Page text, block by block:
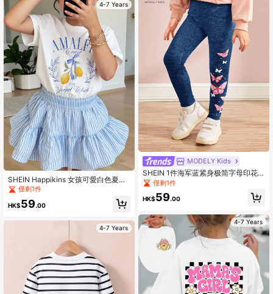
4-7 Years
SHEIN Happikins 女孩可愛白色夏季
度假蝴蝶結檸檬印花阿瑪菲海岸圖案
休閒短袖T恤，親子套裝
僅剩1件
HK$59.00
4-7 Years
MODELY Kids
SHEIN 1件海军蓝紧身极简字母印花
打底裤，适合大龄女孩，春秋季必备
单品
僅剩1件
HK$59.00
4-7 Years